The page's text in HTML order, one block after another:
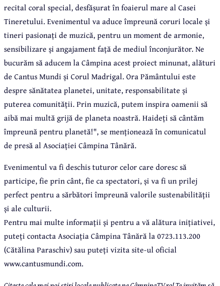
recital coral special, desfășurat în foaierul mare al Casei
Tineretului. Evenimentul va aduce împreună coruri locale și
tineri pasionați de muzică, pentru un moment de armonie,
sensibilizare și angajament față de mediul înconjurător. Ne
bucurăm să aducem la Câmpina acest proiect minunat, alături
de Cantus Mundi și Corul Madrigal. Ora Pământului este
despre sănătatea planetei, unitate, responsabilitate și
puterea comunității. Prin muzică, putem inspira oamenii să
aibă mai multă grijă de planeta noastră. Haideți să cântăm
împreună pentru planetă!", se menționează în comunicatul
de presă al Asociației Câmpina Tânără.
Evenimentul va fi deschis tuturor celor care doresc să
participe, fie prin cânt, fie ca spectatori, și va fi un prilej
perfect pentru a sărbători împreună valorile sustenabilității
și ale culturii.
Pentru mai multe informații și pentru a vă alătura inițiativei,
puteți contacta Asociația Câmpina Tânără la 0723.113.200
(Cătălina Paraschiv) sau puteți vizita site-ul oficial
www.cantusmundi.com.